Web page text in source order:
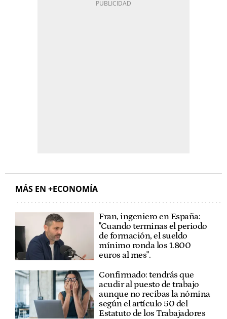
MÁS EN +ECONOMÍA
Fran, ingeniero en España:
"Cuando terminas el periodo
de formación, el sueldo
mínimo ronda los 1.800
euros al mes".
Confirmado: tendrás que
acudir al puesto de trabajo
aunque no recibas la nómina
según el artículo 50 del
Estatuto de los Trabajadores